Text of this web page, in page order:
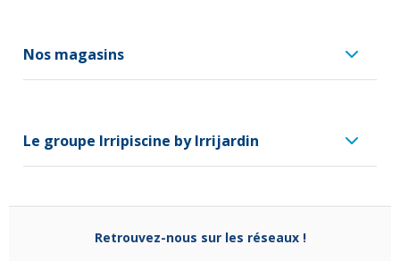
Nos magasins
Le groupe Irripiscine by Irrijardin
Retrouvez-nous sur les réseaux !